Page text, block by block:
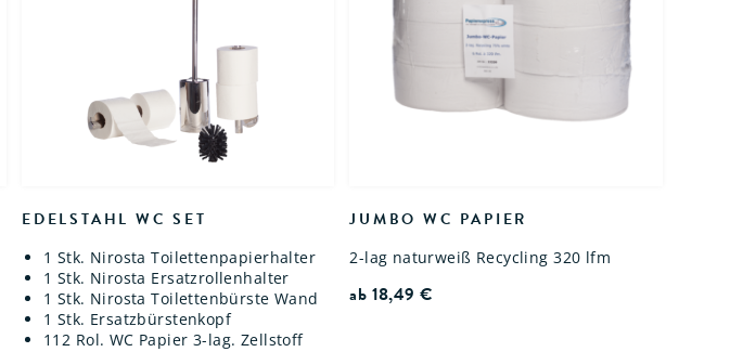
EDELSTAHL WC SET
1 Stk. Nirosta Toilettenpapierhalter
1 Stk. Nirosta Ersatzrollenhalter
1 Stk. Nirosta Toilettenbürste Wand
1 Stk. Ersatzbürstenkopf
112 Rol. WC Papier 3-lag. Zellstoff
JUMBO WC PAPIER
2-lag naturweiß Recycling 320 lfm
ab 18,49€